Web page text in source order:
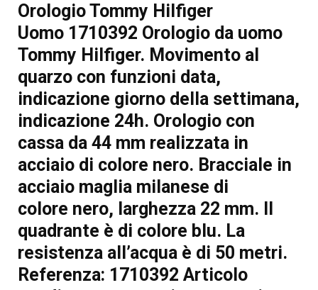
Orologio Tommy Hilfiger
Uomo 1710392 Orologio da uomo
Tommy Hilfiger. Movimento al
quarzo con funzioni data,
indicazione giorno della settimana,
indicazione 24h. Orologio con
cassa da 44 mm realizzata in
acciaio di colore nero. Bracciale in
acciaio maglia milanese di
colore nero, larghezza 22 mm. Il
quadrante è di colore blu. La
resistenza all’acqua è di 50 metri.
Referenza: 1710392 Articolo